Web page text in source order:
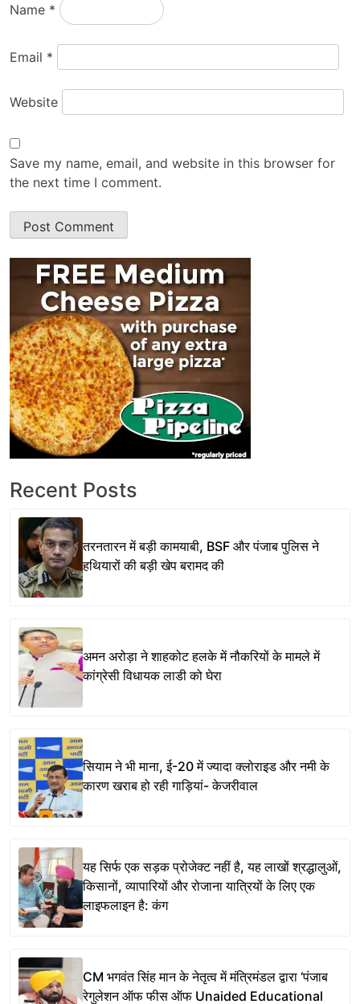
Name *
Email *
Website
Save my name, email, and website in this browser for
the next time I comment.
Recent Posts
तरनतारन में बड़ी कामयाबी, BSF और पंजाब पुलिस ने
हथियारों की बड़ी खेप बरामद की
अमन अरोड़ा ने शाहकोट हलके में नौकरियों के मामले में
कांग्रेसी विधायक लाडी को घेरा
सियाम ने भी माना, ई-20 में ज्यादा क्लोराइड और नमी के
कारण खराब हो रही गाड़ियां- केजरीवाल
यह सिर्फ एक सड़क प्रोजेक्ट नहीं है, यह लाखों श्रद्धालुओं,
किसानों, व्यापारियों और रोजाना यात्रियों के लिए एक
लाइफलाइन है: कंग
CM भगवंत सिंह मान के नेतृत्व में मंत्रिमंडल द्वारा ‘पंजाब
रेगुलेशन ऑफ फीस ऑफ Unaided Educational